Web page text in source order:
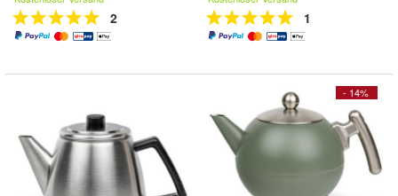
2 1
- 14%